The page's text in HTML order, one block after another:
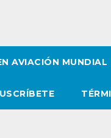
AVIACIÓN MUNDIAL